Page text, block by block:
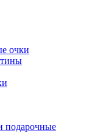
очки
подарочные